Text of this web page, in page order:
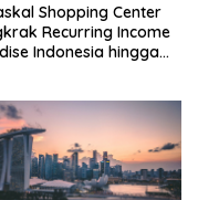
Shopping Center
Recurring Income
Indonesia hingga